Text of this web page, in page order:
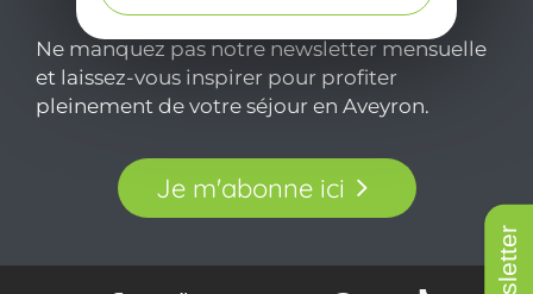
Ne manquez pas notre newsletter mensuelle
et laissez-vous inspirer pour profiter
pleinement de votre séjour en Aveyron.
Je m'abonne ici